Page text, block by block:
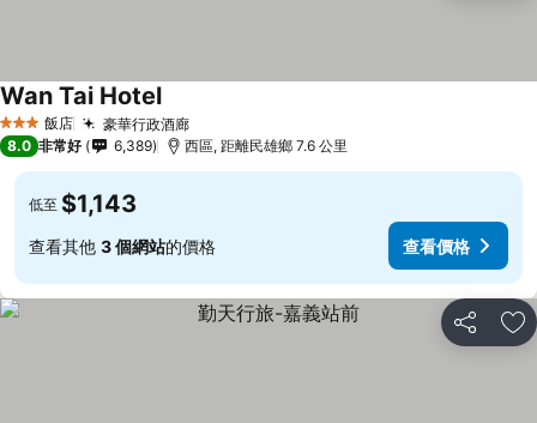
3 星級 飯店 豪華行政酒廊
Wan Tai Hotel
8.0 非常好 6,389 西區, 距離民雄鄉 7.6 公里
低至 $1,143
查看其他 3 個網站的價格 查看價格
分享 加